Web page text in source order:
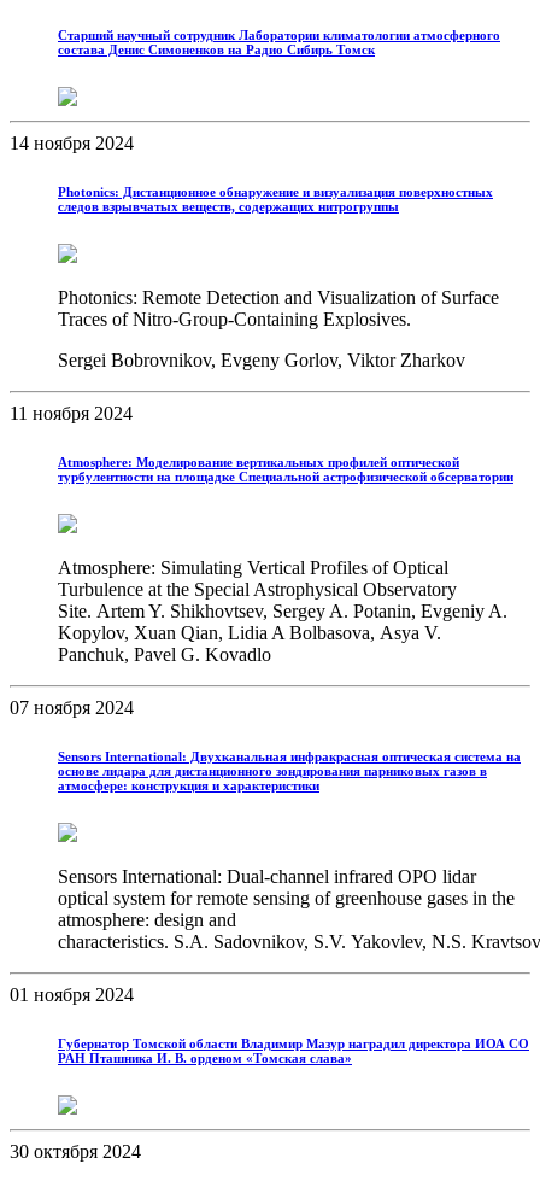
Старший научный сотрудник Лаборатории климатологии атмосферного
состава Денис Симоненков на Радио Сибирь Томск
14 ноября 2024
Photonics: Дистанционное обнаружение и визуализация поверхностных
следов взрывчатых веществ, содержащих нитрогруппы
Photonics: Remote Detection and Visualization of Surface
Traces of Nitro-Group-Containing Explosives.
Sergei Bobrovnikov, Evgeny Gorlov, Viktor Zharkov
11 ноября 2024
Atmosphere: Моделирование вертикальных профилей оптической
турбулентности на площадке Специальной астрофизической обсерватории
Atmosphere: Simulating Vertical Profiles of Optical
Turbulence at the Special Astrophysical Observatory
Site. Artem Y. Shikhovtsev, Sergey A. Potanin, Evgeniy A.
Kopylov, Xuan Qian, Lidia A Bolbasova, Asya V.
Panchuk, Pavel G. Kovadlo
07 ноября 2024
Sensors International: Двухканальная инфракрасная оптическая система на
основе лидара для дистанционного зондирования парниковых газов в
атмосфере: конструкция и характеристики
Sensors International: Dual-channel infrared OPO lidar
optical system for remote sensing of greenhouse gases in the
atmosphere: design and
characteristics. S.A. Sadovnikov, S.V. Yakovlev, N.S.
01 ноября 2024
Губернатор Томской области Владимир Мазур наградил директора ИОА СО
РАН Пташника И. В. орденом «Томская слава»
30 октября 2024